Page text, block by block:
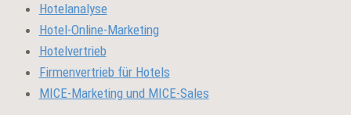
Hotelanalyse
Hotel-Online-Marketing
Hotelvertrieb
Firmenvertrieb für Hotels
MICE-Marketing und MICE-Sales